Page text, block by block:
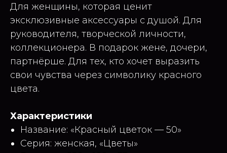
Для женщины, которая ценит
эксклюзивные аксессуары с душой. Для
руководителя, творческой личности,
коллекционера. В подарок жене, дочери,
партнёрше. Для тех, кто хочет выразить
свои чувства через символику красного
цвета.
Характеристики
Название: «Красный цветок — 50»
Серия: женская, «Цветы»